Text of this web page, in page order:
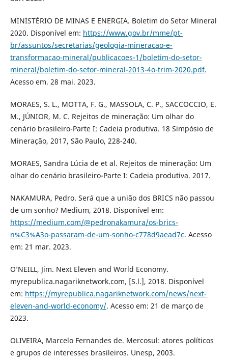
MINISTÉRIO DE MINAS E ENERGIA. Boletim do Setor Mineral
2020. Disponível em: https://www.gov.br/mme/pt-
br/assuntos/secretarias/geologia-mineracao-e-
transformacao-mineral/publicacoes-1/boletim-do-setor-
mineral/boletim-do-setor-mineral-2013-4o-trim-2020.pdf.
Acesso em. 28 mai. 2023.
MORAES, S. L., MOTTA, F. G., MASSOLA, C. P., SACCOCCIO, E.
M., JÚNIOR, M. C. Rejeitos de mineração: Um olhar do
cenário brasileiro-Parte I: Cadeia produtiva. 18 Simpósio de
Mineração, 2017, São Paulo, 228-240.
MORAES, Sandra Lúcia de et al. Rejeitos de mineração: Um
olhar do cenário brasileiro-Parte I: Cadeia produtiva. 2017.
NAKAMURA, Pedro. Será que a união dos BRICS não passou
de um sonho? Medium, 2018. Disponível em:
https://medium.com/@pedronakamura/os-brics-
n%C3%A3o-passaram-de-um-sonho-c778d9aead7c. Acesso
em: 21 mar. 2023.
O’NEILL, Jim. Next Eleven and World Economy.
myrepublica.nagariknetwork.com, [S.l.], 2018. Disponível
em: https://myrepublica.nagariknetwork.com/news/next-
eleven-and-world-economy/. Acesso em: 21 de março de
2023.
OLIVEIRA, Marcelo Fernandes de. Mercosul: atores políticos
e grupos de interesses brasileiros. Unesp, 2003.